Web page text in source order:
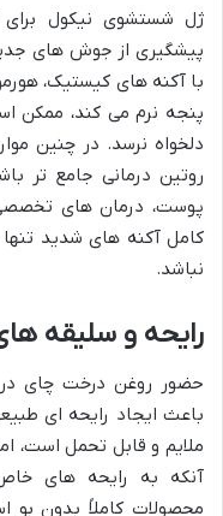
ژل شستشوی نیکول
پیشگیری از جوش های
با آکنه های کیستیک،
پنجه نرم می کند، ممکن
دلخواه نرسد. در چنین
روتین درمانی جامع تر
پوست، درمان های تخصصی
کامل آکنه های شدید
نباشد.
رایحه و سلیقه
حضور روغن درخت چای
باعث ایجاد رایحه ای
ملایم و قابل تحمل است،
آنکه به رایحه های
محصولات کاملاً بدون بو